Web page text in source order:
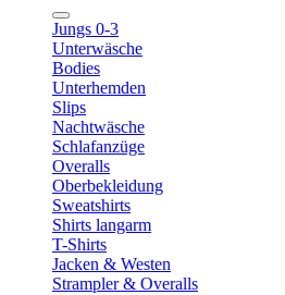
Jungs 0-3
Unterwäsche
Bodies
Unterhemden
Slips
Nachtwäsche
Schlafanzüge
Overalls
Oberbekleidung
Sweatshirts
Shirts langarm
T-Shirts
Jacken & Westen
Strampler & Overalls